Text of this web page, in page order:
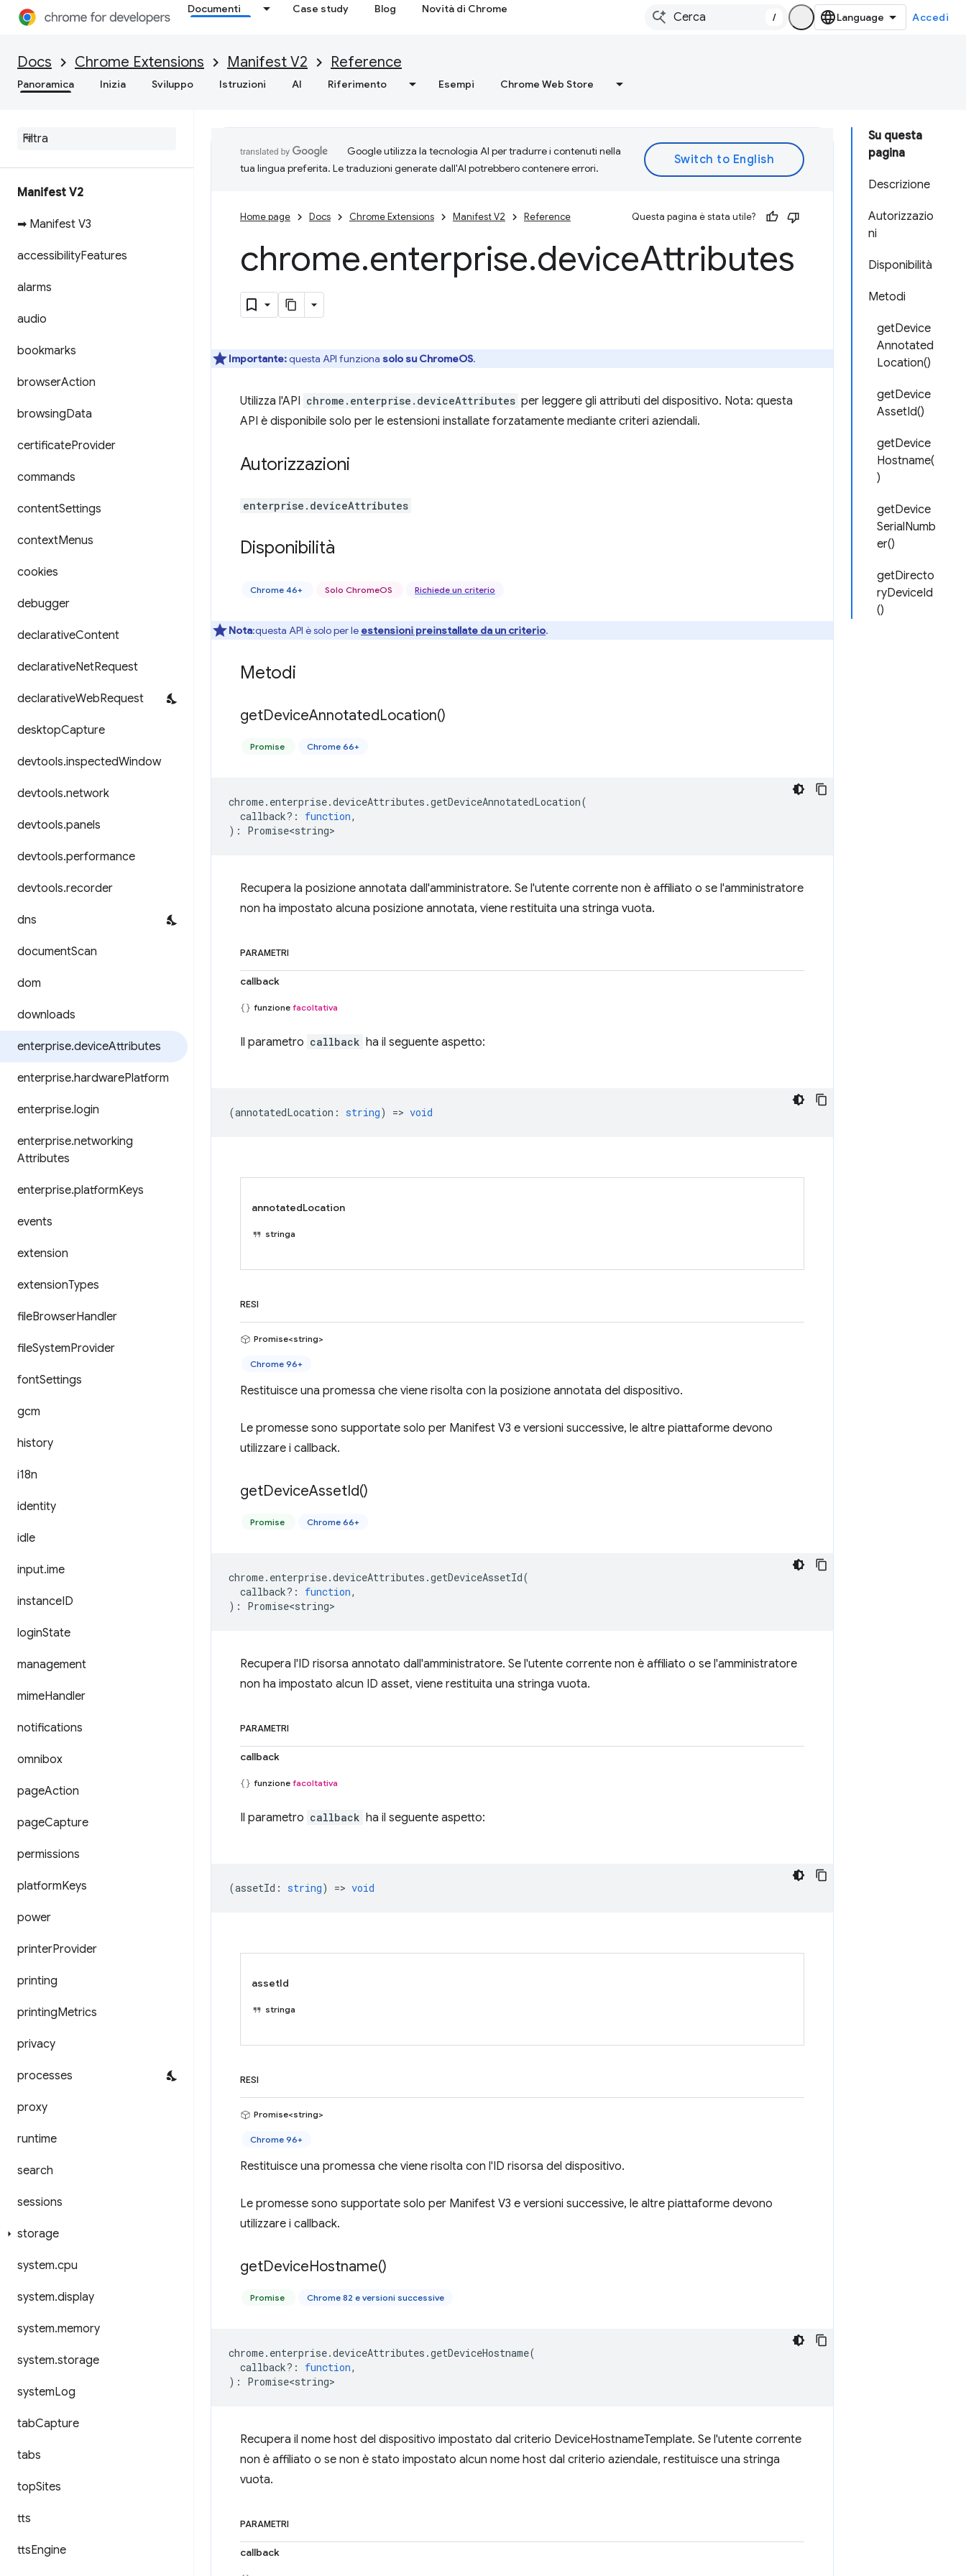
Documenti Case study Blog Novità di Chrome
/ Accedi
Docs Chrome Extensions Manifest V2 Reference
Panoramica Inizia Sviluppo Istruzioni AI Riferimento Esempi Chrome Web Store
Manifest V2
➡ Manifest V3
accessibilityFeatures
alarms
audio
bookmarks
browserAction
browsingData
certificateProvider
commands
contentSettings
contextMenus
cookies
debugger
declarativeContent
declarativeNetRequest
declarativeWebRequest
desktopCapture
devtools.inspectedWindow
devtools.network
devtools.panels
devtools.performance
devtools.recorder
dns
documentScan
dom
downloads
enterprise.deviceAttributes
enterprise.hardwarePlatform
enterprise.login
enterprise.networking
Attributes
enterprise.platformKeys
events
extension
extensionTypes
fileBrowserHandler
fileSystemProvider
fontSettings
gcm
history
i18n
identity
idle
input.ime
instanceID
loginState
management
mimeHandler
notifications
omnibox
pageAction
pageCapture
permissions
platformKeys
power
printerProvider
printing
printingMetrics
privacy
processes
proxy
runtime
search
sessions
storage
system.cpu
system.display
system.memory
system.storage
systemLog
tabCapture
tabs
topSites
tts
ttsEngine
Su questa
pagina
Descrizione
Autorizzazio
ni
Disponibilità
Metodi
getDevice
Annotated
Location()
getDevice
AssetId()
getDevice
Hostname(
)
getDevice
SerialNumb
er()
getDirecto
ryDeviceId
()
Google utilizza la tecnologia AI per tradurre i contenuti nella
tua lingua preferita. Le traduzioni generate dall'AI potrebbero contenere errori.
Home page Docs Chrome Extensions Manifest V2 Reference Questa pagina è stata utile?
chrome.enterprise.deviceAttributes
Importante:questa API funziona solo su ChromeOS.
Utilizza l'API chrome.enterprise.deviceAttributes per leggere gli attributi del dispositivo. Nota: questa
API è disponibile solo per le estensioni installate forzatamente mediante criteri aziendali.
Autorizzazioni
enterprise.deviceAttributes
Disponibilità
Chrome 46+ Solo ChromeOS Richiede un criterio
Nota:questa API è solo per le estensioni preinstallate da un criterio.
Metodi
getDeviceAnnotatedLocation()
Promise Chrome 66+
chrome. enterprise.deviceAttributes .getDeviceAnnotatedLocation(
callback? : function,
) : Promise<string>
Recupera la posizione annotata dall'amministratore. Se l'utente corrente non è affiliato o se l'amministratore
non ha impostato alcuna posizione annotata, viene restituita una stringa vuota.
PARAMETRI
callback
funzione facoltativa
Il parametro callback ha il seguente aspetto:
(annotatedLocation : string) => void
annotatedLocation
stringa
RESI
Promise<string>
Chrome 96+
Restituisce una promessa che viene risolta con la posizione annotata del dispositivo.
Le promesse sono supportate solo per Manifest V3 e versioni successive, le altre piattaforme devono
utilizzare i callback.
getDeviceAssetId()
Promise Chrome 66+
chrome. enterprise.deviceAttributes .getDeviceAssetId(
callback? : function,
) : Promise<string>
Recupera l'ID risorsa annotato dall'amministratore. Se l'utente corrente non è affiliato o se l'amministratore
non ha impostato alcun ID asset, viene restituita una stringa vuota.
PARAMETRI
callback
funzione facoltativa
Il parametro callback ha il seguente aspetto:
(assetId : string) => void
assetId
stringa
RESI
Promise<string>
Chrome 96+
Restituisce una promessa che viene risolta con l'ID risorsa del dispositivo.
Le promesse sono supportate solo per Manifest V3 e versioni successive, le altre piattaforme devono
utilizzare i callback.
getDeviceHostname()
Promise Chrome 82 e versioni successive
chrome. enterprise.deviceAttributes .getDeviceHostname(
callback? : function,
) : Promise<string>
Recupera il nome host del dispositivo impostato dal criterio DeviceHostnameTemplate. Se l'utente corrente
non è affiliato o se non è stato impostato alcun nome host dal criterio aziendale, restituisce una stringa
vuota.
PARAMETRI
callback